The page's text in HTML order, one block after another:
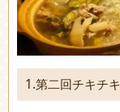
1.第二回チキチ